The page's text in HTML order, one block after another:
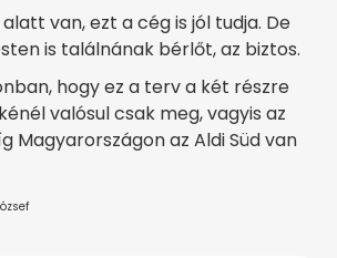
van, ezt a cég is jól tudja. De
is találnának bérlőt, az biztos.
hogy ez a terv a két részre
valósul csak meg, vagyis az
Magyarországon az Aldi Süd van